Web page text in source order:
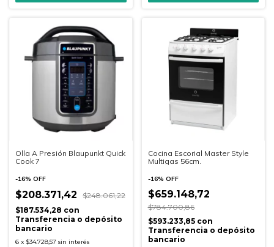
Olla A Presión Blaupunkt Quick
Cook 7
-16% OFF
$208.371,42
$248.061,22
$187.534,28 con
Transferencia o depósito
bancario
6 x $34.728,57 sin interés
Cocina Escorial Master Style
Multigas 56cm.
-16% OFF
$659.148,72
$784.700,86
$593.233,85 con
Transferencia o depósito
bancario